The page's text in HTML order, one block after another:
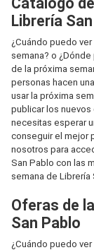
Librería
¿Cuándo puedo
semana? o
de la próxima
personas hacen
usar la próxima
publicar los
necesitas esperar
conseguir el mejor
nosotros para
San Pablo con las
semana de Librería
Oferas de
San Pablo
¿Cuándo puedo